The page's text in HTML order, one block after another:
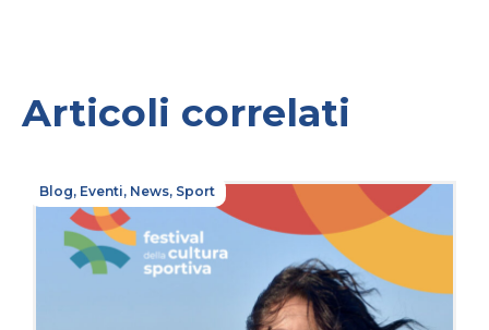
Articoli correlati
Blog, Eventi, News, Sport